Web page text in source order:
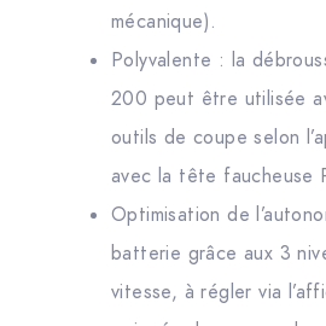
mécanique).
Polyvalente : la
200 peut être utilisée
outils de coupe selon
avec la tête faucheuse
Optimisation de
batterie grâce aux 3
vitesse, à régler via